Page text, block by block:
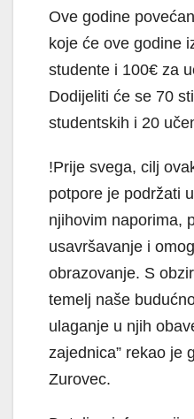
Ove godine
koje će ove godine
studente i 100€ za
Dodijeliti će se 70
studentskih i 20
!Prije svega, cilj
potpore je podržati
njihovim naporima,
usavršavanje i
obrazovanje. S
temelj naše
ulaganje u njih
zajednica” rekao je
Zurovec.